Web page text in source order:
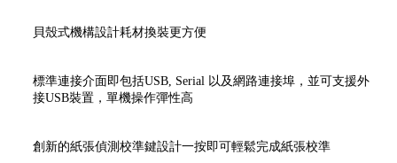
貝殼式機構設計耗材換裝更方便
標準連接介面即包括USB, Serial 以及網路連接埠，並可支援外
接USB裝置，單機操作彈性高
創新的紙張偵測校準鍵設計一按即可輕鬆完成紙張校準